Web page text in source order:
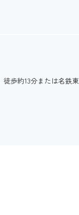
歩約13分または名鉄